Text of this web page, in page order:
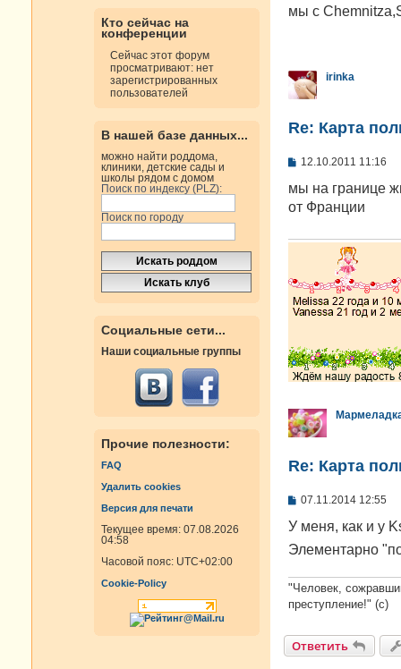
Кто сейчас на
конференции
Сейчас этот форум
просматривают: нет
зарегистрированных
пользователей
В нашей базе данных...
можно найти роддома,
клиники, детские сады и
школы рядом с домом
Поиск по индексу (PLZ):
Поиск по городу
Социальные сети...
Наши социальные группы
Прочие полезности:
FAQ
Удалить cookies
Версия для печати
Текущее время: 07.08.2026
04:58
Часовой пояс: UTC+02:00
Cookie-Policy
о
и
е
мы с
irinka
Re: Карта
С
о
щ
н
12.10.2011 11:16
мы на границе
от Франции
Re: Карта
С
о
щ
н
и
е
07.11.2014 12:55
У меня, как и у
Элементарно
"Человек,
преступление!" (с)
Ответить